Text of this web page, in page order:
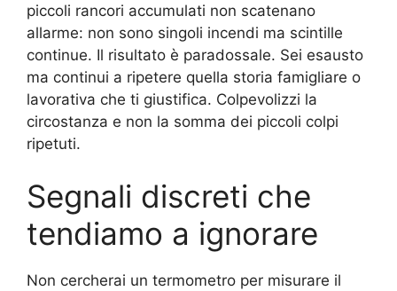
piccoli rancori accumulati non scatenano
allarme: non sono singoli incendi ma scintille
continue. Il risultato è paradossale. Sei esausto
ma continui a ripetere quella storia famigliare o
lavorativa che ti giustifica. Colpevolizzi la
circostanza e non la somma dei piccoli colpi
ripetuti.
Segnali discreti che
tendiamo a ignorare
Non cercherai un termometro per misurare il